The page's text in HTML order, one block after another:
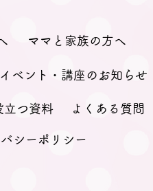
ママと家族の方へ
イベント・講座のお知らせ
立つ資料 よくある質問
シーポリシー